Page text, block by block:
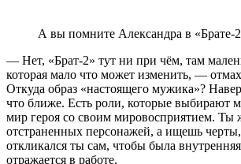
А вы помните Александра в «Брате-
— Нет, «Брат-2» тут ни при чём, там
которая мало что может изменить, —
Откуда образ «настоящего мужика»?
что ближе. Есть роли, которые выбирают
мир героя со своим мировосприятием. Ты
отстраненных персонажей, а ищешь
откликался ты сам, чтобы была
отражается в работе.